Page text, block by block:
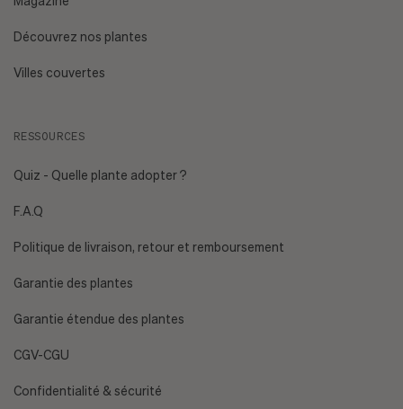
Découvrez nos plantes
Villes couvertes
RESSOURCES
Quiz - Quelle plante adopter ?
F.A.Q
Politique de livraison, retour et remboursement
Garantie des plantes
Garantie étendue des plantes
CGV-CGU
Confidentialité & sécurité